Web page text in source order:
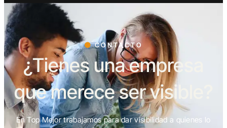
CONTACTO
¿Tienes una empresa
que merece ser visible?
En Top Mejor trabajamos para dar visibilidad a quienes lo